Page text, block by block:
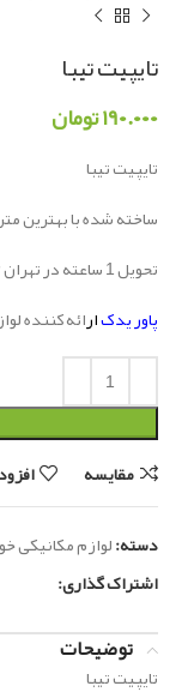
تایپیت تیبا
۱۹۰.۰۰۰تومان
تایپیت تیبا
ساخته شده با بهترین
تحویل 1 ساعته در تهران / ارسال فوری به شهرستان
پاور یدکارائه کننده
مقایسه
دسته:لوازم مکانیکی
اشتراک گذاری:
توضیحات
تایپیت تیبا